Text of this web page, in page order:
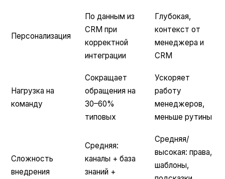
Персонализация
По данным из
CRM при
корректной
интеграции
Глубокая,
контекст от
менеджера и
CRM
Нагрузка на
команду
Сокращает
обращения на
30–60%
типовых
Ускоряет
работу
менеджеров,
меньше рутины
Сложность
внедрения
Средняя:
каналы + база
знаний +
Средняя/
высокая: права,
шаблоны,